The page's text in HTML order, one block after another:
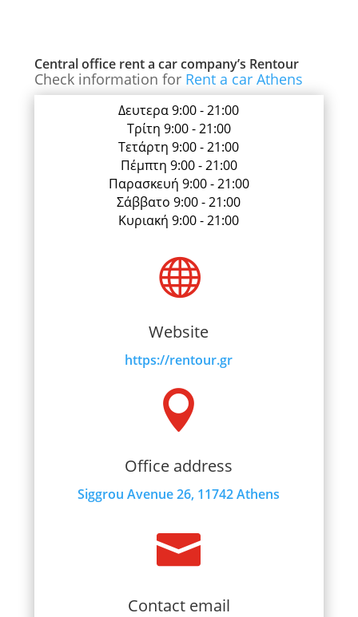
Central office rent a car company’s Rentour
Check information for Rent a car Athens
Δευτερα 9:00 - 21:00
Τρίτη 9:00 - 21:00
Τετάρτη 9:00 - 21:00
Πέμπτη 9:00 - 21:00
Παρασκευή 9:00 - 21:00
Σάββατο 9:00 - 21:00
Κυριακή 9:00 - 21:00

Website
https://rentour.gr

Office address
Siggrou Avenue 26, 11742 Athens

Contact email